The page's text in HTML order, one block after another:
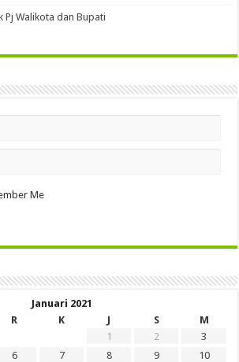
Pj Walikota dan Bupati
Me
Januari 2021
R K J S
M
1
2
3
6 7 8 9
10